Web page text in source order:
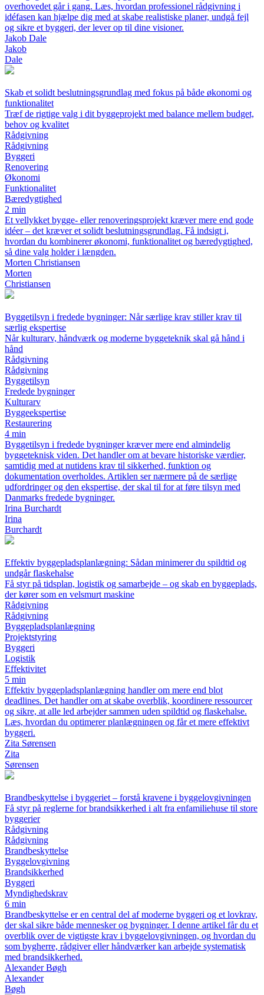
overhovedet går i gang. Læs, hvordan professionel rådgivning i
idéfasen kan hjælpe dig med at skabe realistiske planer, undgå fejl
og sikre et byggeri, der lever op til dine visioner.
Jakob Dale
Jakob
Dale
Skab et solidt beslutningsgrundlag med fokus på både økonomi og
funktionalitet
Træf de rigtige valg i dit byggeprojekt med balance mellem budget,
behov og kvalitet
Rådgivning
Rådgivning
Byggeri
Renovering
Økonomi
Funktionalitet
Bæredygtighed
2 min
Et vellykket bygge- eller renoveringsprojekt kræver mere end gode
idéer – det kræver et solidt beslutningsgrundlag. Få indsigt i,
hvordan du kombinerer økonomi, funktionalitet og bæredygtighed,
så dine valg holder i længden.
Morten Christiansen
Morten
Christiansen
Byggetilsyn i fredede bygninger: Når særlige krav stiller krav til
særlig ekspertise
Når kulturarv, håndværk og moderne byggeteknik skal gå hånd i
hånd
Rådgivning
Rådgivning
Byggetilsyn
Fredede bygninger
Kulturarv
Byggeekspertise
Restaurering
4 min
Byggetilsyn i fredede bygninger kræver mere end almindelig
byggeteknisk viden. Det handler om at bevare historiske værdier,
samtidig med at nutidens krav til sikkerhed, funktion og
dokumentation overholdes. Artiklen ser nærmere på de særlige
udfordringer og den ekspertise, der skal til for at føre tilsyn med
Danmarks fredede bygninger.
Irina Burchardt
Irina
Burchardt
Effektiv byggepladsplanlægning: Sådan minimerer du spildtid og
undgår flaskehalse
Få styr på tidsplan, logistik og samarbejde – og skab en byggeplads,
der kører som en velsmurt maskine
Rådgivning
Rådgivning
Byggepladsplanlægning
Projektstyring
Byggeri
Logistik
Effektivitet
5 min
Effektiv byggepladsplanlægning handler om mere end blot
deadlines. Det handler om at skabe overblik, koordinere ressourcer
og sikre, at alle led arbejder sammen uden spildtid og flaskehalse.
Læs, hvordan du optimerer planlægningen og får et mere effektivt
byggeri.
Zita Sørensen
Zita
Sørensen
Brandbeskyttelse i byggeriet – forstå kravene i byggelovgivningen
Få styr på reglerne for brandsikkerhed i alt fra enfamiliehuse til store
byggerier
Rådgivning
Rådgivning
Brandbeskyttelse
Byggelovgivning
Brandsikkerhed
Byggeri
Myndighedskrav
6 min
Brandbeskyttelse er en central del af moderne byggeri og et lovkrav,
der skal sikre både mennesker og bygninger. I denne artikel får du et
overblik over de vigtigste krav i byggelovgivningen, og hvordan du
som bygherre, rådgiver eller håndværker kan arbejde systematisk
med brandsikkerhed.
Alexander Bøgh
Alexander
Bøgh